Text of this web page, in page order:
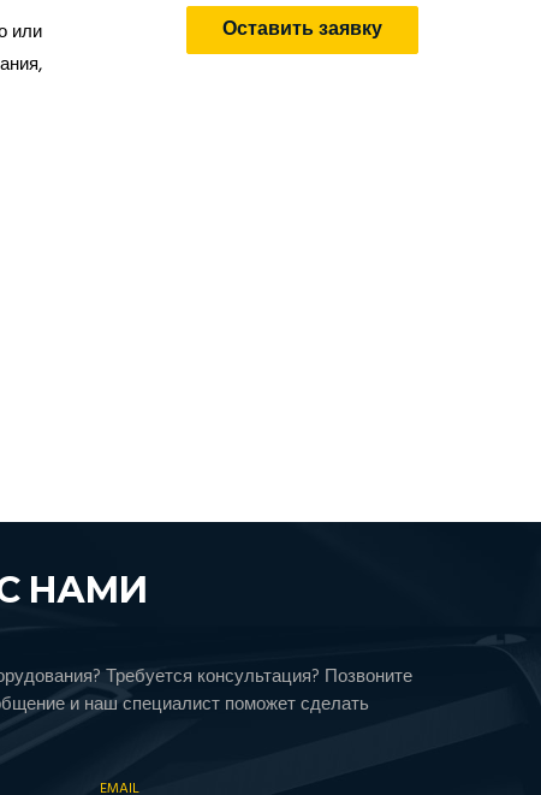
или
Оставить заявку
НАМИ
Требуется консультация? Позвоните
и наш специалист поможет сделать
EMAIL